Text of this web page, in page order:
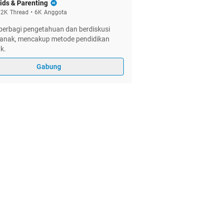
& Parenting
Thread • 6K Anggota
pengetahuan dan berdiskusi
mencakup metode pendidikan
Gabung